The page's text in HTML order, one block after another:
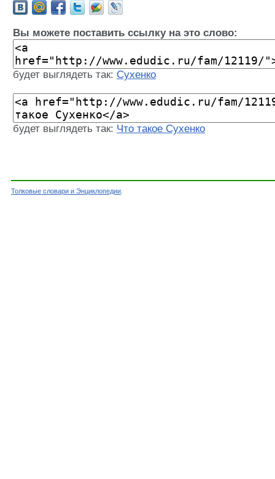
Вы можете поставить ссылку на это слово:
будет выглядеть так: Сухенко
будет выглядеть так: Что такое Сухенко
Толковые словари и Энциклопедии